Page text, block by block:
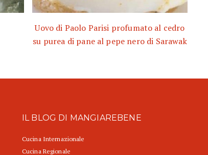
Uovo di Paolo Parisi profumato al cedro
su purea di pane al pepe nero di Sarawak
IL BLOG DI MANGIAREBENE
Cucina Internazionale
Cucina Regionale